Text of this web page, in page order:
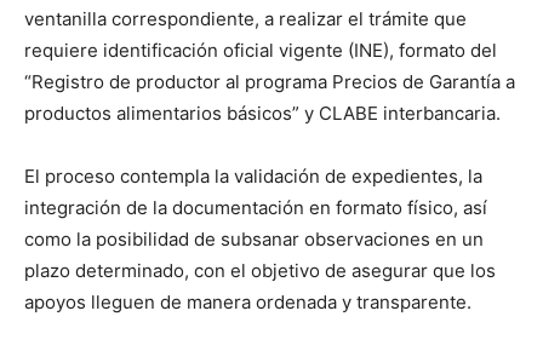
ventanilla correspondiente, a realizar el trámite que
requiere identificación oficial vigente (INE), formato del
“Registro de productor al programa Precios de Garantía a
productos alimentarios básicos” y CLABE interbancaria.
El proceso contempla la validación de expedientes, la
integración de la documentación en formato físico, así
como la posibilidad de subsanar observaciones en un
plazo determinado, con el objetivo de asegurar que los
apoyos lleguen de manera ordenada y transparente.